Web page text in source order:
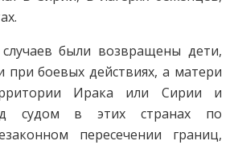
были возвращены дети,
при боевых действиях, а матери
Ирака или Сирии и
судом в этих странах по
пересечении границ,